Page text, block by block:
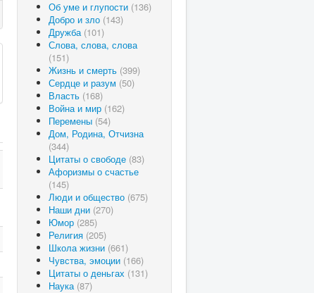
Об уме и глупости (136)
Добро и зло (143)
Дружба (101)
Слова, слова, слова
(151)
Жизнь и смерть (399)
Сердце и разум (50)
Власть (168)
Война и мир (162)
Перемены (54)
Дом, Родина, Отчизна
(344)
Цитаты о свободе (83)
Афоризмы о счастье
(145)
Люди и общество (675)
Наши дни (270)
Юмор (285)
Религия (205)
Школа жизни (661)
Чувства, эмоции (166)
Цитаты о деньгах (131)
Наука (87)